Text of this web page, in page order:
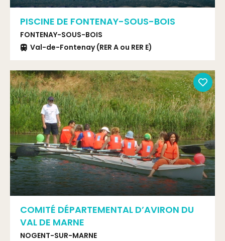
PISCINE DE FONTENAY-SOUS-BOIS
FONTENAY-SOUS-BOIS
Val-de-Fontenay (RER A ou RER E)
COMITÉ DÉPARTEMENTAL D’AVIRON DU
VAL DE MARNE
NOGENT-SUR-MARNE